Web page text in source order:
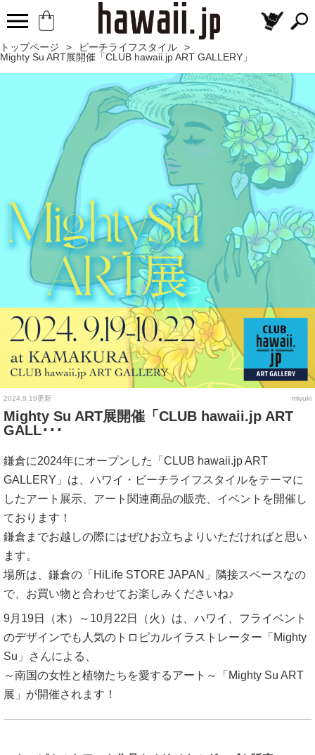
トップページ > ビーチライフスタイル
>
Mighty Su ART展開催「CLUB hawaii.jp ART GALLERY」
2024.9.19更新 miyuki
Mighty Su ART展開催「CLUB hawaii.jp ART
GALL･･･
鎌倉に2024年にオープンした「CLUB hawaii.jp ART
GALLERY」は、ハワイ・ビーチライフスタイルをテーマに
したアート展示、アート関連商品の販売、イベントを開催し
ております！
鎌倉までお越しの際にはぜひお立ちよりいただければと思い
ます。
場所は、鎌倉の「HiLife STORE JAPAN」隣接スペースなの
で、お買い物と合わせてお楽しみくださいね♪
9月19日（木）～10月22日（火）は、ハワイ、フライベント
のデザインでも人気のトロピカルイラストレーター「Mighty
Su」さんによる、
～南国の女性と植物たちを愛するアート～「Mighty Su ART
展」が開催されます！